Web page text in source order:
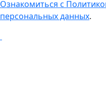
Ознакомиться с
персональных данных.